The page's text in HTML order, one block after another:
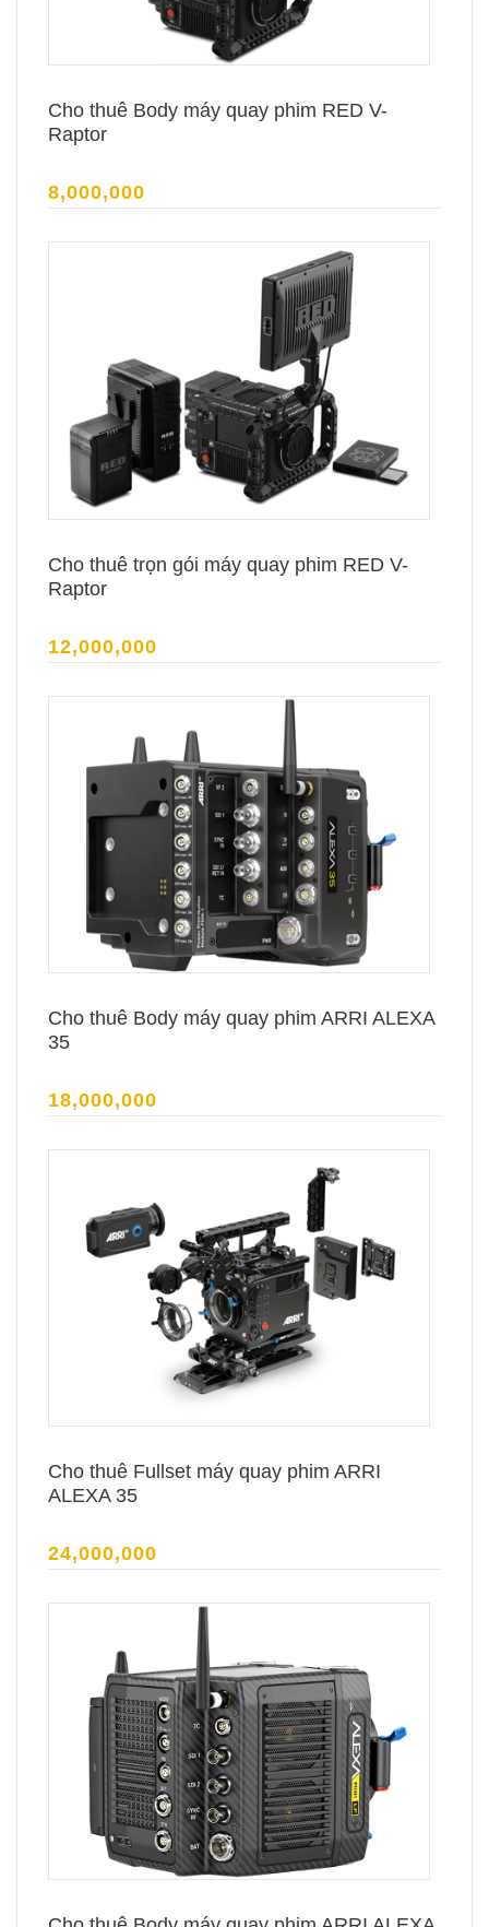
Cho thuê Body máy quay phim RED V-
Raptor
8,000,000
Cho thuê trọn gói máy quay phim RED V-
Raptor
12,000,000
Cho thuê Body máy quay phim ARRI ALEXA
35
18,000,000
Cho thuê Fullset máy quay phim ARRI
ALEXA 35
24,000,000